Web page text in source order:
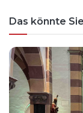
Das könnte